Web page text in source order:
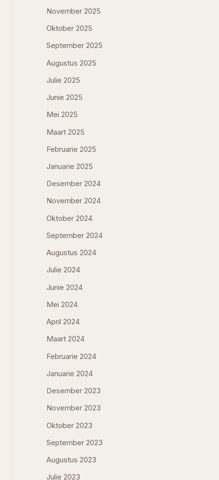
November 2025
Oktober 2025
September 2025
Augustus 2025
Julie 2025
Junie 2025
Mei 2025
Maart 2025
Februarie 2025
Januarie 2025
Desember 2024
November 2024
Oktober 2024
September 2024
Augustus 2024
Julie 2024
Junie 2024
Mei 2024
April 2024
Maart 2024
Februarie 2024
Januarie 2024
Desember 2023
November 2023
Oktober 2023
September 2023
Augustus 2023
Julie 2023